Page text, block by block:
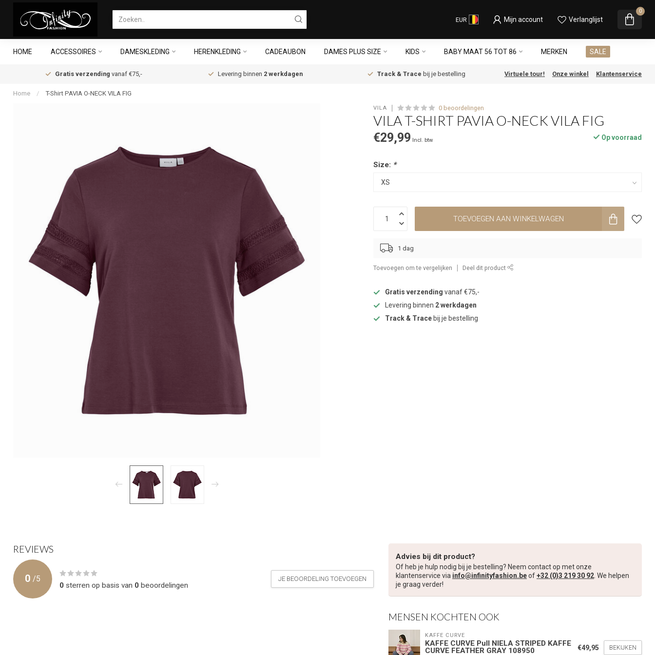
EUR Mijn account Verlanglijst
0
HOME ACCESSOIRES DAMESKLEDING HERENKLEDING CADEAUBON DAMES PLUS SIZE KIDS BABY MAAT 56 TOT 86 MERKEN SALE
Gratis verzending vanaf €75,- Levering binnen 2 werkdagen Track & Trace bij je bestelling Virtuele tour! Onze winkel Klantenservice
Home / T-Shirt PAVIA O-NECK VILA FIG
VILA 0 beoordelingen
VILA T-SHIRT PAVIA O-NECK VILA FIG
€29,99 Incl. btw Op voorraad
Size: *
TOEVOEGEN AAN WINKELWAGEN
1 dag
Toevoegen om te vergelijken Deel dit product
Gratis verzending vanaf €75,-
Levering binnen 2 werkdagen
Track & Trace bij je bestelling
REVIEWS
0 /5
0 sterren op basis van 0 beoordelingen
JE BEOORDELING TOEVOEGEN
Advies bij dit product?
Of heb je hulp nodig bij je bestelling? Neem contact op met onze
klantenservice via info@infinityfashion.beof+32 (0)3 219 30 92 . We helpen
je graag verder!
MENSEN KOCHTEN OOK
KAFFE CURVE
KAFFE CURVE Pull NIELA STRIPED KAFFE
CURVE FEATHER GRAY 108950
€49,95 BEKIJKEN